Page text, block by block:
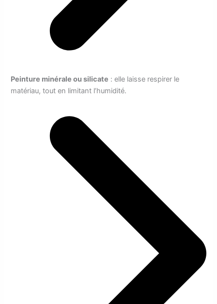
Peinture minérale ou silicate : elle laisse respirer le
matériau, tout en limitant l’humidité.